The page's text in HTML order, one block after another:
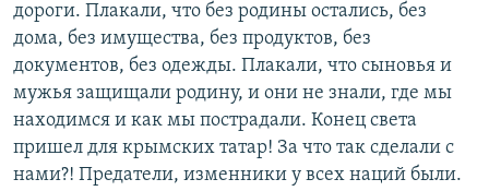
дороги. Плакали, что без родины остались, без
дома, без имущества, без продуктов, без
документов, без одежды. Плакали, что сыновья и
мужья защищали родину, и они не знали, где мы
находимся и как мы пострадали. Конец света
пришел для крымских татар! За что так сделали с
нами?! Предатели, изменники у всех наций были.